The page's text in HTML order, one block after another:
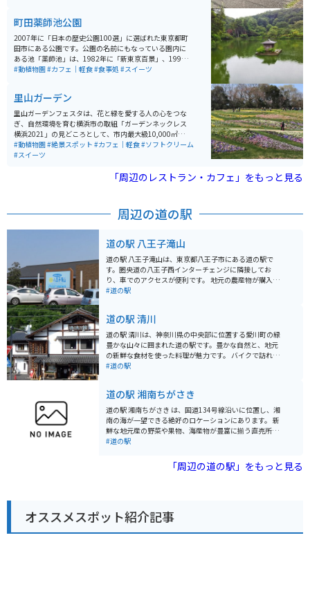
町田薬師池公園
2007年に「日本の歴史公園100選」に選ばれた東京都町
田市にある公園です。公園の名前にもなっている園内に
ある池「薬師池」は、1982年に「新東京百景」、1998
年に「東京都指定名勝」に指定されています。 公園の敷
る梅林、大滝、甘酒や抹茶が飲めるやくし茶屋、また国
や都が指定している文化財になっている建物などがあ
り、とても見どころ満載です。 冬から春にかけての梅、
春の桜、藤や花菖蒲、秋には真っ赤な紅葉と季節によっ
て変化する公園の景観を楽しむのもおすすめです。
#動植物園#カフェ｜軽食#食事処 #スイーツ
里山ガーデン
里山ガーデンフェスタは、花と緑を愛する人の心をつな
ぎ、自然環境を育む横浜市の取組「ガーデンネックレス
横浜2021」の見どころとして、市内最大級10,000㎡の
大花壇や、アンバサダーの三上真史氏がデザインしたウ
ェルカムガーデンなどを公開します。花や緑に囲まれた
#動植物園#絶景スポット #カフェ｜軽食#ソフトクリーム
#スイーツ
「周辺のレストラン・カフェ」をもっと見る
周辺の道の駅
道の駅 八王子滝山
道の駅 八王子滝山は、東京都八王子市にある道の駅で
す。圏央道の八王子西インターチェンジに隣接してお
り、車でのアクセスが便利です。 地元の農産物が購入で
きる「農産物直売所」や、地元食材を使った料理が楽し
野菜は人気が高く、旬の野菜を目当てに訪れる人も多く
います。レストランでは、八王子ラーメンや、地元産の
野菜を使った料理などが人気です。 バイクで訪れる場
合、駐車場も広く停めやすいので安心です。ツーリング
の休憩場所としてもおすすめです。道の駅のすぐ近くに
を訪れた際には、ぜひ地元産の野菜や、特産品のお土産
を購入してみてください。
#道の駅
道の駅 清川
道の駅 清川は、神奈川県の中央部に位置する愛川町の緑
豊かな山々に囲まれた道の駅です。豊かな自然と、地元
の新鮮な食材を使った料理が魅力です。 バイクで訪れる
際は、宮ヶ瀬湖やヤビツ峠など、周辺のワインディング
品である、新鮮な野菜や果物、手作りジャムなどが人気
です。また、レストランでは、地元産の食材をふんだん
に使った料理を楽しむことができます。特に、地元産の
猪肉を使った「猪肉丼」は、ここでしか味わえない人気
メニューです。
#道の駅
道の駅 湘南ちがさき
道の駅 湘南ちがさき は、国道134号線沿いに位置し、湘
南の海が一望できる絶好のロケーションにあります。 新
鮮な地元産の野菜や果物、海産物が豊富に揃う直売所
は、湘南の豊かな恵みを感じられるスポットです。朝ど
使ったジュースなど、湘南の味覚を堪能できます。 ま
た、レストランでは、しらす丼や地魚を使った料理な
方には、無料の駐輪場が用意されているので安心です。
国道134号線は、海岸線を走る風光明媚なルートなの
で、ツーリングの休憩スポットとしても最適です。近隣
#道の駅
「周辺の道の駅」をもっと見る
オススメスポット紹介記事